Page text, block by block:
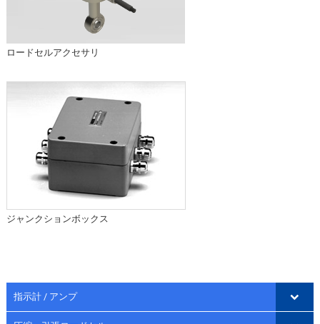
ロードセルアクセサリ
ジャンクションボックス
指示計 / アンプ